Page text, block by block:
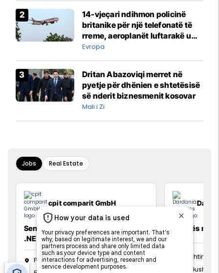
14-vjeçari ndihmon policinë
britanike për një telefonatë të
rreme, aeroplanët luftarakë u
ngritën në ajër për të
Mançesterit
Evropa
Dritan Abazoviqi merret në
pyetje për dhënien e shtetësisë
së nderit biznesmenit kosovar
Mali i Zi
Jobs Real Estate
cpit comparit GmbH
Senior Lead .NET Developer (C# /
.NET) 4-Day Workweek
Prishtinë
Vozitës me
Prishtinë
13 Gusht